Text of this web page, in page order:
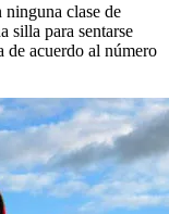
ninguna clase de
silla para sentarse
de acuerdo al número